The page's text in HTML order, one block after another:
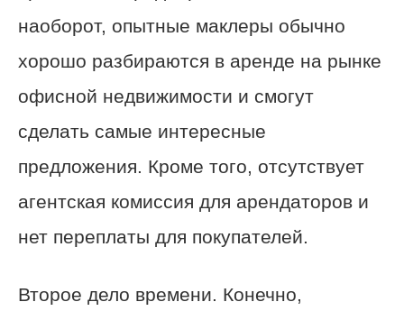
наоборот, опытные маклеры обычно
хорошо разбираются в аренде на рынке
офисной недвижимости и смогут
сделать самые интересные
предложения. Кроме того, отсутствует
агентская комиссия для арендаторов и
нет переплаты для покупателей.
Второе дело времени. Конечно,